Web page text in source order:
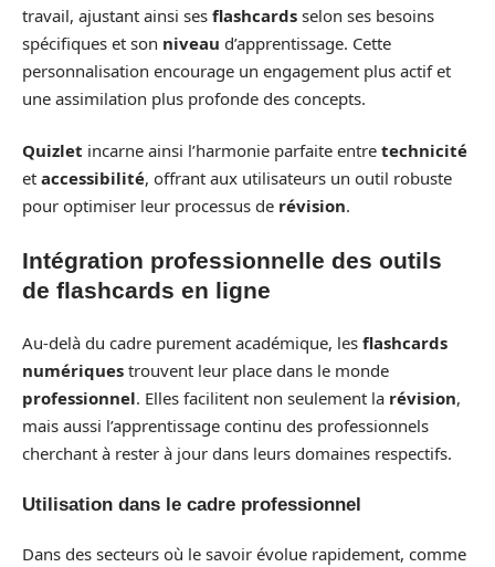
travail, ajustant ainsi ses flashcards selon ses besoins
spécifiques et son niveau d’apprentissage. Cette
personnalisation encourage un engagement plus actif et
une assimilation plus profonde des concepts.
Quizlet incarne ainsi l’harmonie parfaite entre technicité
et accessibilité, offrant aux utilisateurs un outil robuste
pour optimiser leur processus de révision.
Intégration professionnelle des outils
de flashcards en ligne
Au-delà du cadre purement académique, les flashcards
numériques trouvent leur place dans le monde
professionnel. Elles facilitent non seulement la révision,
mais aussi l’apprentissage continu des professionnels
cherchant à rester à jour dans leurs domaines respectifs.
Utilisation dans le cadre professionnel
Dans des secteurs où le savoir évolue rapidement, comme